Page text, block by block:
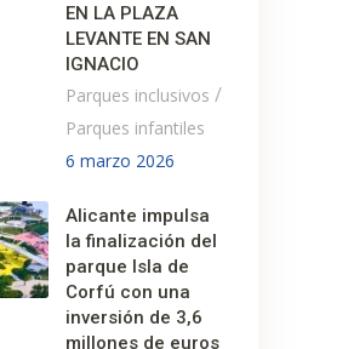
EN LA PLAZA
LEVANTE EN SAN
IGNACIO
Parques inclusivos /
Parques infantiles
6 marzo 2026
Alicante impulsa
la finalización del
parque Isla de
Corfú con una
inversión de 3,6
millones de euros